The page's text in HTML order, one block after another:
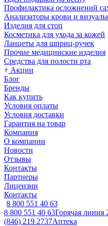
Профилактика осложнений
Анализаторы крови и
Изделия для стоп
Косметика для ухода за кожей
Ланцеты для шприц-ручек
Прочие медицинские изделия
Средства для полости рта
Акции
Блог
Бренды
Как купить
Условия оплаты
Условия доставки
Гарантия на товар
Компания
О компании
Новости
Отзывы
Контакты
Партнеры
Лицензии
Контакты
8 800 551 40 63
8 800 551 40 63Горячая линия
(846) 219 2737Аптека